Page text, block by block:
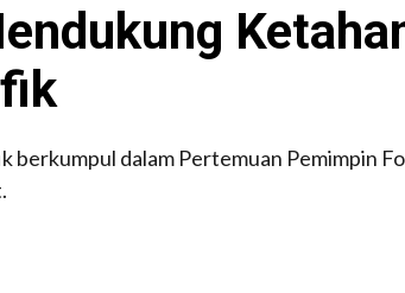
berkumpul dalam Pertemuan Pemimpin